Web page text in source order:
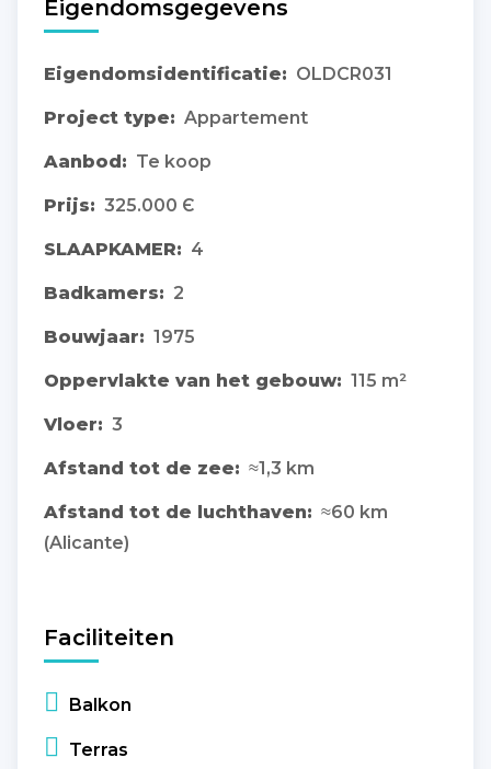
Eigendomsgegevens
Eigendomsidentificatie: OLDCR031
Project type: Appartement
Aanbod: Te koop
Prijs: 325.000 Є
SLAAPKAMER: 4
Badkamers: 2
Bouwjaar: 1975
Oppervlakte van het gebouw: 115 m²
Vloer: 3
Afstand tot de zee: ≈1,3 km
Afstand tot de luchthaven: ≈60 km
(Alicante)
Faciliteiten
Balkon
Terras